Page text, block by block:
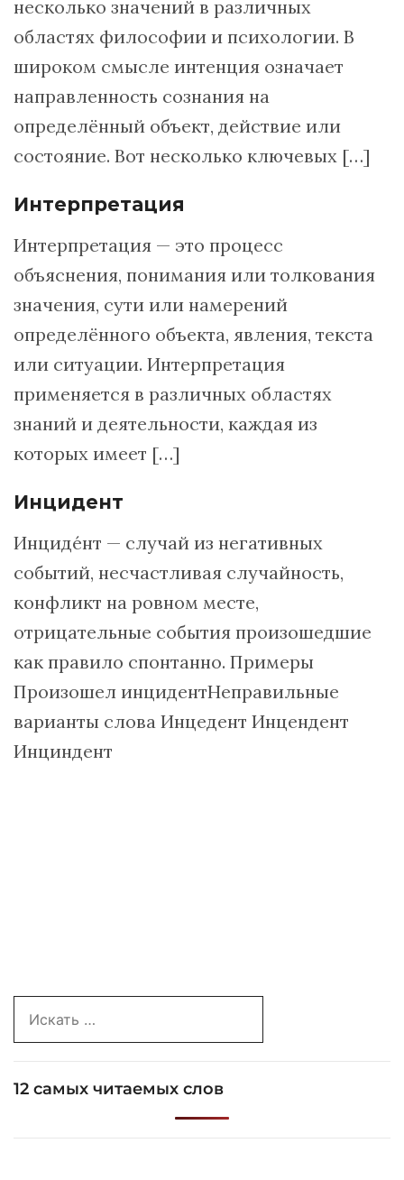
несколько значений в различных
областях философии и психологии. В
широком смысле интенция означает
направленность сознания на
определённый объект, действие или
состояние. Вот несколько ключевых […]
Интерпретация
Интерпретация — это процесс
объяснения, понимания или толкования
значения, сути или намерений
определённого объекта, явления, текста
или ситуации. Интерпретация
применяется в различных областях
знаний и деятельности, каждая из
которых имеет […]
Инцидент
Инцидéнт — случай из негативных
событий, несчастливая случайность,
конфликт на ровном месте,
отрицательные события произошедшие
как правило спонтанно. Примеры
Произошел инцидентНеправильные
варианты слова Инцедент Инцендент
Инциндент
for:
12 самых читаемых слов